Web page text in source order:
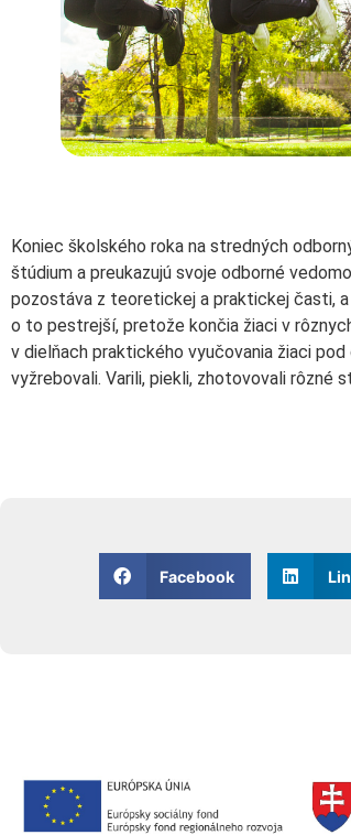
Koniec školského roka na stredných
štúdium a preukazujú svoje odborné
pozostáva z teoretickej a praktickej časti,
o to pestrejší, pretože končia žiaci v
v dielňach praktického vyučovania žiaci
vyžrebovali. Varili, piekli, zhotovovali rôzné
Facebook